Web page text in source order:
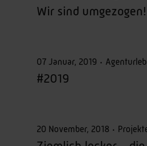
Wir sind umgezogen!
07 Januar, 2019
#2019
20 November, 2018